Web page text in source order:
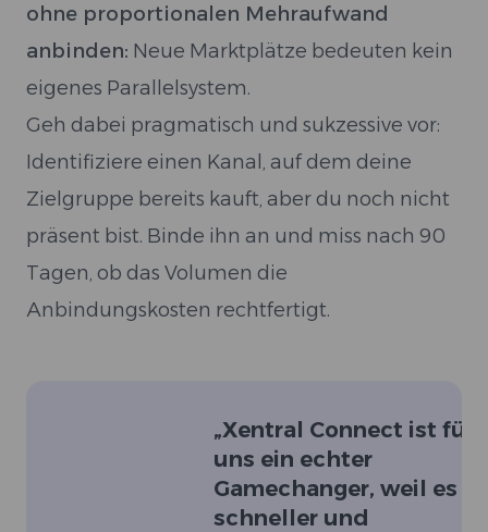
ohne proportionalen Mehraufwand
anbinden: Neue Marktplätze bedeuten kein
eigenes Parallelsystem.
Geh dabei pragmatisch und sukzessive vor:
Identifiziere einen Kanal, auf dem deine
Zielgruppe bereits kauft, aber du noch nicht
präsent bist. Binde ihn an und miss nach 90
Tagen, ob das Volumen die
Anbindungskosten rechtfertigt.
„Xentral Connect ist für
uns ein echter
Gamechanger, weil es
schneller und